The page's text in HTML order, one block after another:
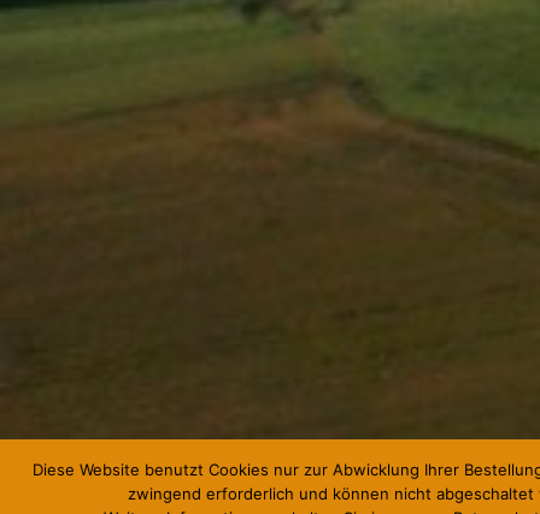
Diese Website benutzt Cookies nur zur Abwicklung Ihrer
zwingend erforderlich und können nicht abgeschaltet